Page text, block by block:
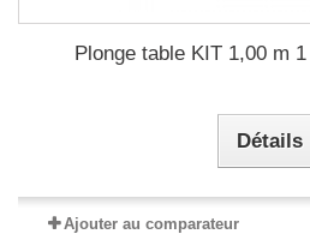
Plonge table KIT 1,00 m
Détails
Ajouter au comparateur